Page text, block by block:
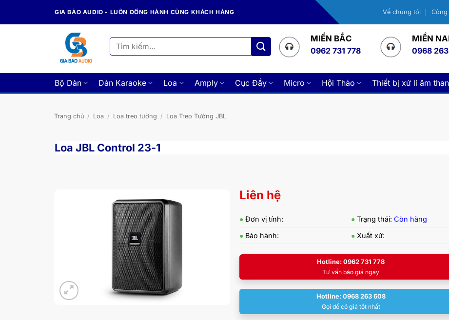
GIA BẢO AUDIO - LUÔN ĐỒNG HÀNH CÙNG KHÁCH HÀNG Về chúng tôi
Tìm
kiếm:
MIỀN BẮC
0962 731 778
MIỀN
0968
Bộ Dàn Dàn Karaoke Loa Amply Cục Đẩy Micro Hội Thảo Thiết bị xử lí âm
Trang chủ / Loa / Loa treo tường / Loa Treo Tường JBL
Loa JBL Control 23-1
Liên hệ
●Đơn vị tính: ● Trạng thái: Còn hàng
● Bảo hành: ● Xuất xứ:
Hotline: 0962 731 778
Tư vấn báo giá ngay
Hotline: 0968 263 608
Gọi để có giá tốt nhất